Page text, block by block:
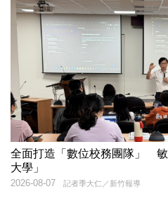
全面打造「數位校務團隊」
大學」
記者季大仁／新竹報導
2026-08-07